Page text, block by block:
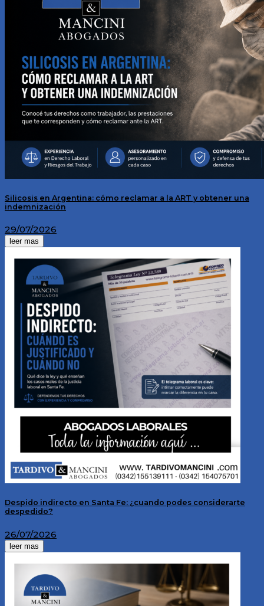
Servicios
Calculadoras
Calculadora indemnización por accidente de
Calculadora de Indemnización por despido
Novedades
Contacto
Silicosis en Argentina: cómo reclamar a la ART y obtener una
indemnización
29/07/2026
leer mas
Despido indirecto en Santa Fe: ¿cuando podes considerarte
despedido?
26/07/2026
leer mas